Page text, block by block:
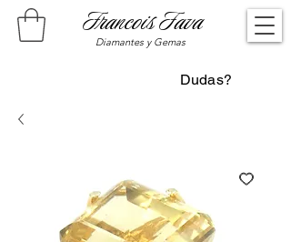
Diamantes y Gemas
Francois Fava
Dudas?